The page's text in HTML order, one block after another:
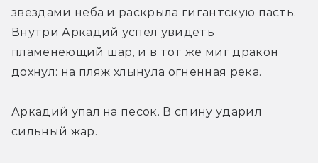
звездами неба и раскрыла гигантскую пасть.
Внутри Аркадий успел увидеть
пламенеющий шар, и в тот же миг дракон
дохнул: на пляж хлынула огненная река.
Аркадий упал на песок. В спину ударил
сильный жар.